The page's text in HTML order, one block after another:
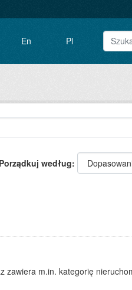
En Pl
Porządkuj według
zawiera m.in. kategorię